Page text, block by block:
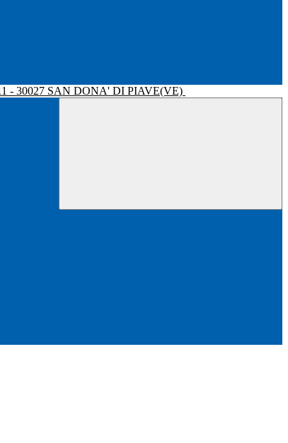
- 30027 SAN DONA' DI PIAVE(VE)